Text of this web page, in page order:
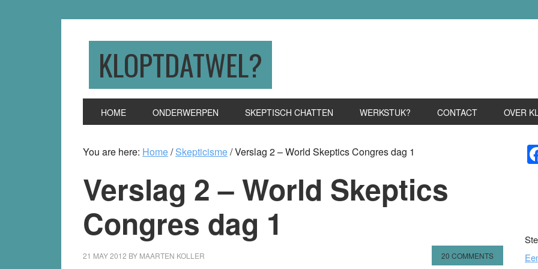
KLOPTDATWEL?
HOME ONDERWERPEN SKEPTISCH CHATTEN WERKSTUK? CONTACT OVER
You are here: Home/ Skepticisme/Verslag 2 – World Skeptics Congres dag 1
Verslag 2 – World Skeptics
Congres dag 1
21 MAY 2012 BY MAARTEN KOLLER 20 COMMENTS